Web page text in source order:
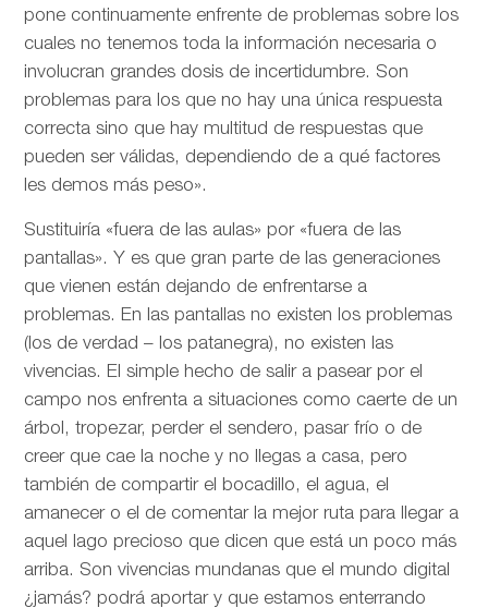
pone continuamente enfrente de problemas sobre los
cuales no tenemos toda la información necesaria o
involucran grandes dosis de incertidumbre. Son
problemas para los que no hay una única respuesta
correcta sino que hay multitud de respuestas que
pueden ser válidas, dependiendo de a qué factores
les demos más peso».
Sustituiría «fuera de las aulas» por «fuera de las
pantallas». Y es que gran parte de las generaciones
que vienen están dejando de enfrentarse a
problemas. En las pantallas no existen los problemas
(los de verdad – los patanegra), no existen las
vivencias. El simple hecho de salir a pasear por el
campo nos enfrenta a situaciones como caerte de un
árbol, tropezar, perder el sendero, pasar frío o de
creer que cae la noche y no llegas a casa, pero
también de compartir el bocadillo, el agua, el
amanecer o el de comentar la mejor ruta para llegar a
aquel lago precioso que dicen que está un poco más
arriba. Son vivencias mundanas que el mundo digital
¿jamás? podrá aportar y que estamos enterrando